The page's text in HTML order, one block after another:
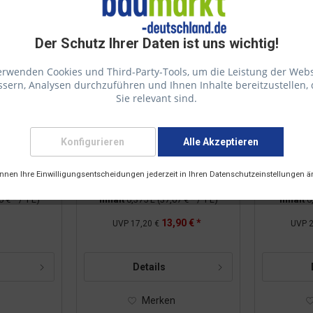
Der Schutz Ihrer Daten ist uns wichtig!
Cookies und Third-Party-Tools, um die Leistung der
Analysen durchzuführen und Ihnen Inhalte bereitzustellen,
Sie relevant sind.
Konfigurieren Alle Akzeptieren
Ihre Einwilligungsentscheidungen jederzeit in Ihren Datenschutzeinstellungen
€ * / 1 L)
Glänzend Moosgrün
Inhalt0,375 L(37,07 € * / 1 L)
UVP 17,20 € 13,90 € *
Details
Merken
Inhalt
UVP